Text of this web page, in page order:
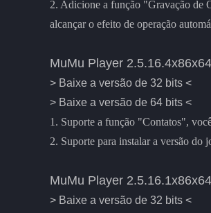
2. Adicione a função "Gravação de
alcançar o efeito de operação
MuMu Player
> Baixe a versão de 32 bits <
> Baixe a versão de 64 bits <
1. Suporte a função "Contatos",
2. Suporte para instalar a versão do
MuMu Player
> Baixe a versão de 32 bits <